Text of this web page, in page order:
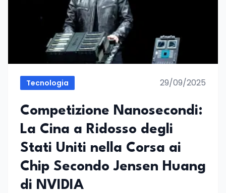
Tecnologia 29/09/2025
Competizione Nanosecondi:
La Cina a Ridosso degli
Stati Uniti nella Corsa ai
Chip Secondo Jensen Huang
di NVIDIA